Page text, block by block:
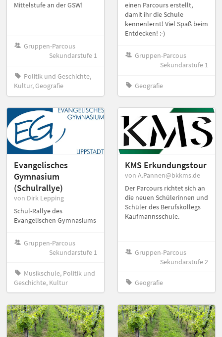
Mittelstufe an der GSW!
Gruppen-Parcous
Sekundarstufe 1
Politik und Geschichte,
Kultur, Geografie
einen Parcours erstellt,
damit ihr die Schule
kennenlernt! Viel Spaß beim
Entdecken! :-)
Gruppen-Parcous
Sekundarstufe 1
Geografie
Evangelisches
Gymnasium
(Schulrallye)
von Dirk Lepping
Schul-Rallye des
Evangelischen Gymnasiums
Gruppen-Parcous
Sekundarstufe 1
Musikschule, Politik und
Geschichte, Kultur
KMS Erkundungstour
von A.Pannen@bkkms.de
Der Parcours richtet sich an
die neuen Schülerinnen und
Schüler des Berufskollegs
Kaufmannsschule.
Gruppen-Parcous
Sekundarstufe 2
Geografie